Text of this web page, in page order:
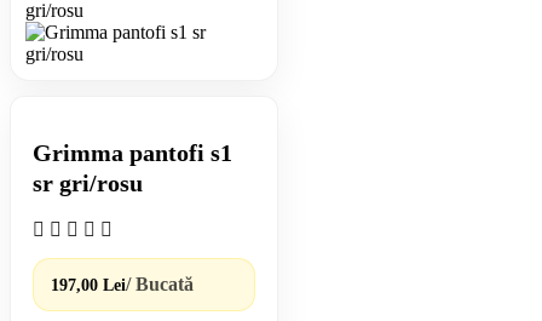
Grimma pantofi s1
sr gri/rosu
197,00 Lei/ Bucată